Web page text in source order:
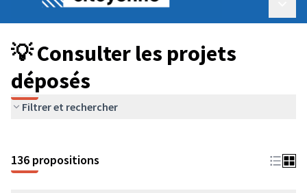
💡 Consulter les projets déposés
💡 Consulter les projets
déposés
Filtrer et rechercher
136 propositions